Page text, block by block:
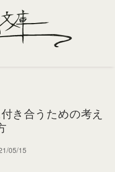
き合うための考え
05/15